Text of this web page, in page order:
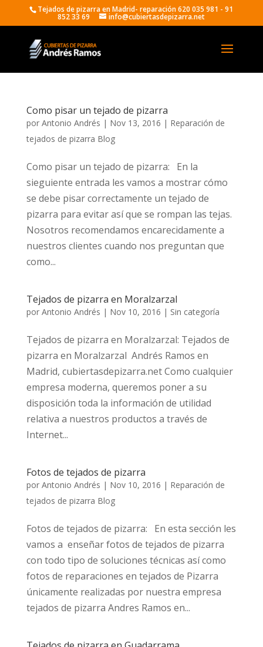
Tejados de pizarra en Madrid- reparación 620 035 981 - 91
852 33 69 info@cubiertasdepizarra.net
Como pisar un tejado de pizarra
por Antonio Andrés | Nov 13, 2016 | Reparación de
tejados de pizarra Blog
Como pisar un tejado de pizarra: En la
sieguiente entrada les vamos a mostrar cómo
se debe pisar correctamente un tejado de
pizarra para evitar así que se rompan las tejas.
Nosotros recomendamos encarecidamente a
nuestros clientes cuando nos preguntan que
como...
Tejados de pizarra en Moralzarzal
por Antonio Andrés | Nov 10, 2016 | Sin categoría
Tejados de pizarra en Moralzarzal: Tejados de
pizarra en Moralzarzal Andrés Ramos en
Madrid, cubiertasdepizarra.net Como cualquier
empresa moderna, queremos poner a su
disposición toda la información de utilidad
relativa a nuestros productos a través de
Internet...
Fotos de tejados de pizarra
por Antonio Andrés | Nov 10, 2016 | Reparación de
tejados de pizarra Blog
Fotos de tejados de pizarra: En esta sección les
vamos a enseñar fotos de tejados de pizarra
con todo tipo de soluciones técnicas así como
fotos de reparaciones en tejados de Pizarra
únicamente realizadas por nuestra empresa
tejados de pizarra Andres Ramos en...